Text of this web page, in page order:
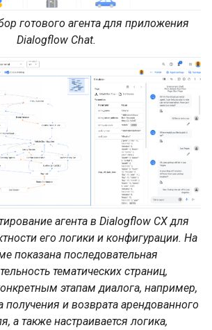
готового агента для приложения
Dialogflow Chat.
агента в Dialogflow CX для
его логики и конфигурации. На
показана последовательная
тематических страниц,
этапам диалога, например,
получения и возврата арендованного
а также настраивается логика,